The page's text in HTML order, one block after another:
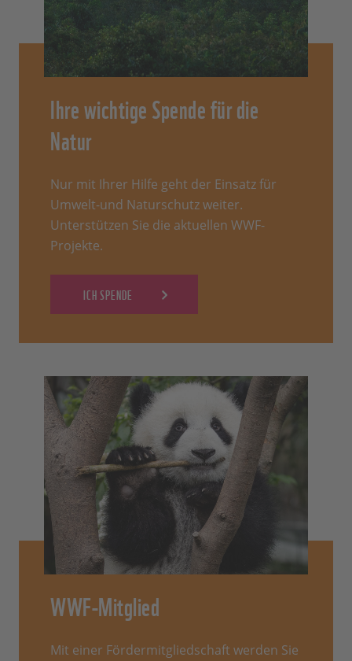
Ihre wichtige Spende für die
Natur
Nur mit Ihrer Hilfe geht der Einsatz für
Umwelt-und Naturschutz weiter.
Unterstützen Sie die aktuellen WWF-
Projekte.
ICH SPENDE
WWF-Mitglied
Mit einer Fördermitgliedschaft werden Sie